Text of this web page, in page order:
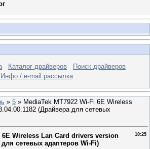
Каталог драйверов
Поиск драйверов
Инфо / e-mail рассылка
» 5 » MediaTek MT7922 Wi-Fi 6E Wireless
(Драйвера для сетевых
10:25
6E Wireless Lan Card drivers version
сетевых адаптеров Wi-Fi)